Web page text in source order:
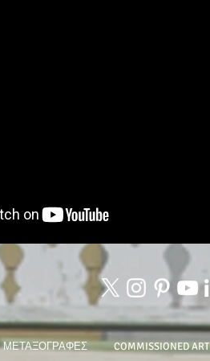
ΜΕΤΑΞΟΓΡΑΦΕΣ COMMISSIONED ART